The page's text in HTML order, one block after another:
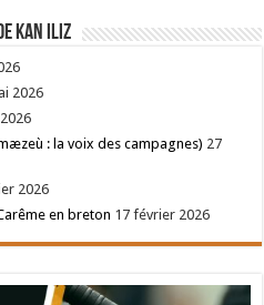
Kan Iliz
2026
: la voix des campagnes) 27
2026
en breton 17 février 2026